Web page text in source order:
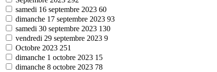
samedi 16 septembre 2023 60
dimanche 17 septembre 2023 93
samedi 30 septembre 2023 130
vendredi 29 septembre 2023 9
Octobre 2023 251
dimanche 1 octobre 2023 15
dimanche 8 octobre 2023 78